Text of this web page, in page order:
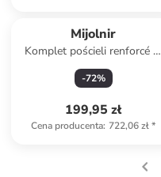
Mijolnir
Komplet pościeli renforcé w
kolorze beżowo-kremowym
-72%
199,95 zł
Cena producenta: 722,06 zł*